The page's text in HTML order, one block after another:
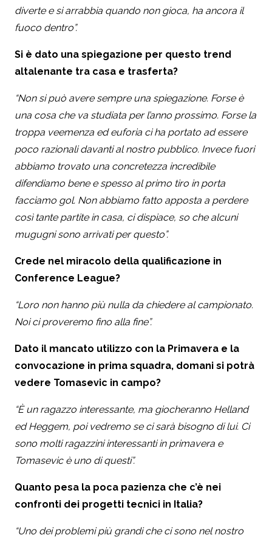
diverte e si arrabbia quando non gioca, ha ancora il
fuoco dentro”.
Si è dato una spiegazione per questo trend
altalenante tra casa e trasferta?
“Non si può avere sempre una spiegazione. Forse è
una cosa che va studiata per l’anno prossimo. Forse la
troppa veemenza ed euforia ci ha portato ad essere
poco razionali davanti al nostro pubblico. Invece fuori
abbiamo trovato una concretezza incredibile
difendiamo bene e spesso al primo tiro in porta
facciamo gol. Non abbiamo fatto apposta a perdere
così tante partite in casa, ci dispiace, so che alcuni
mugugni sono arrivati per questo”.
Crede nel miracolo della qualificazione in
Conference League?
“Loro non hanno più nulla da chiedere al campionato.
Noi ci proveremo fino alla fine”.
Dato il mancato utilizzo con la Primavera e la
convocazione in prima squadra, domani si potrà
vedere Tomasevic in campo?
“È un ragazzo interessante, ma giocheranno Helland
ed Heggem, poi vedremo se ci sarà bisogno di lui. Ci
sono molti ragazzini interessanti in primavera e
Tomasevic è uno di questi”.
Quanto pesa la poca pazienza che c’è nei
confronti dei progetti tecnici in Italia?
“Uno dei problemi più grandi che ci sono nel nostro